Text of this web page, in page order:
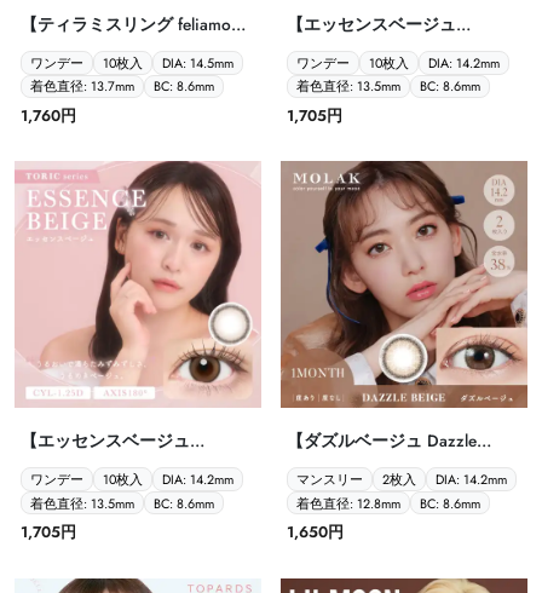
【ティラミスリング feliamo
1day 10P】
ワンデー 10枚入
DIA: 14.5mm
着色直径: 13.7mm
BC: 8.6mm
1,760円
【エッセンスベージュ
-0.75/180° Chu’s me
TORIC（乱視） 1day 10P】
ワンデー 10枚入
DIA: 14.2mm
着色直径: 13.5mm
BC: 8.6mm
1,705円
【エッセンスベージュ
-1.25/180° Chu’s me TORIC（乱
視） 1day 10P】
ワンデー 10枚入
DIA: 14.2mm
着色直径: 13.5mm
BC: 8.6mm
1,705円
【ダズルベージュ Dazzle
Beige MOLAK 1month 2P】
マンスリー 2枚入
DIA: 14.2mm
着色直径: 12.8mm
BC: 8.6mm
1,650円